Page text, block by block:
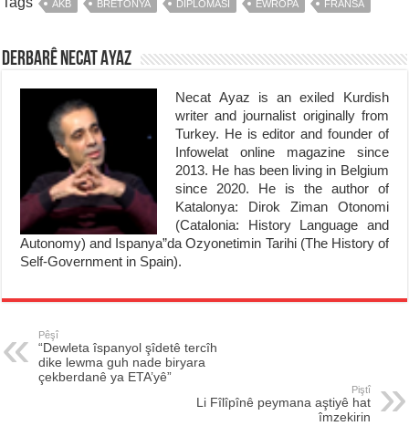
AKB BRETONYA DÎPLOMASÎ EWROPA FRANSA
Derbarê Necat Ayaz
Necat Ayaz is an exiled Kurdish
writer and journalist originally from
Turkey. He is editor and founder of
Infowelat online magazine since
2013. He has been living in Belgium
since 2020. He is the author of
Katalonya: Dirok Ziman Otonomi
(Catalonia: History Language and
Autonomy) and Ispanya”da Ozyonetimin Tarihi (The History of
Self-Government in Spain).
Pêşî
“Dewleta îspanyol şîdetê tercîh
dike lewma guh nade biryara
çekberdanê ya ETA’yê”
Piştî
Li Fîlîpînê peymana aştiyê hat
îmzekirin